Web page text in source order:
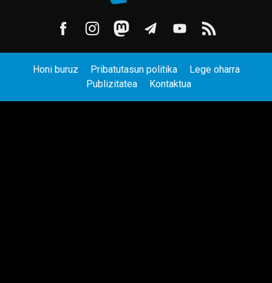
Honi buruz Pribatutasun politika
Lege oharra
Publizitatea
Kontaktua